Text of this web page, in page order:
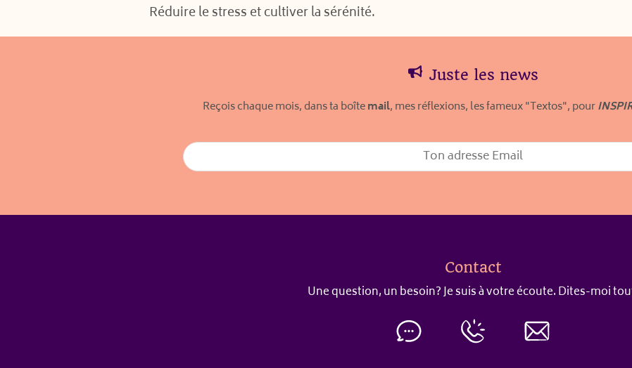
Réduire le stress et cultiver la sérénité.
Juste les news
Reçois chaque mois, dans ta boîtemail, mes réflexions, les fameux "Textos", pour
Contact
Une question, un besoin? Je suis à votre écoute. Dites-moi